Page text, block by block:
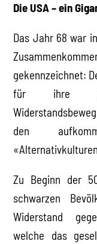
Die USA – ein
Das Jahr 68 war
gekennzeichnet:
für ihre
den
Zu Beginn der
schwarzen
Widerstand
welche das